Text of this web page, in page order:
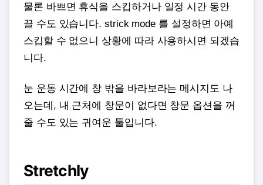
물론 바쁘면 휴식을 스킵하거나 일정 시간 동안
끌 수도 있습니다. strick mode 를 설정하면 아예
스킵할 수 없으니 상황에 따라 사용하시면 되겠습
니다.
눈 운동 시간에 창 밖을 바라보라는 메시지도 나
오는데, 내 근처에 창문이 없다면 창문 옵션을 꺼
줄 수도 있는 귀여운 툴입니다.
Stretchly